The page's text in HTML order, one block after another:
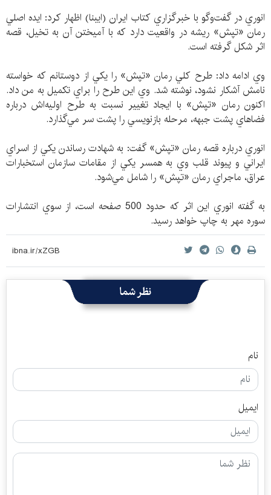
انوري در گفت‌وگو با خبرگزاري كتاب ايران (ايبنا) اظهار كرد: ايده اصلي
رمان «تپش» ريشه در واقعيت دارد كه با آميختن آن به تخيل، قصه
اثر شكل گرفته است.
وي ادامه داد: طرح كلي رمان «تپش» را يكي از دوستانم كه خواسته
نامش آشكار نشود، نوشته شد. وي اين طرح را براي تكميل به من داد.
اكنون رمان «تپش» با ايجاد تغيير نسبت به طرح اوليه‌اش درباره
فضاهاي پشت جبهه، مرحله بازنويسي را پشت سر مي‌گذارد.
انوري درباره قصه رمان «تپش» گفت: به شهادت رساندن يكي از اسراي
ايراني و پيوند قلب وي به همسر يكي از مقامات سازمان استخبارات
عراق، ماجراي رمان «تپش» را شامل مي‌شود.
به گفته انوري اين اثر كه حدود 500 صفحه است، از سوي انتشارات
سوره مهر به چاپ خواهد رسيد.
نظر شما
نام
ایمیل